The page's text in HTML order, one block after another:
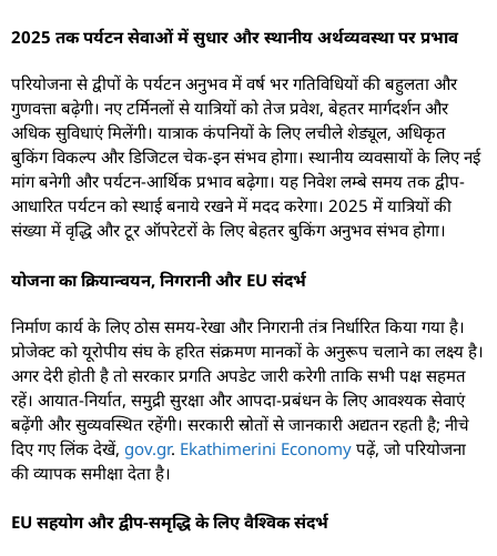
2025 तक पर्यटन सेवाओं में सुधार और स्थानीय अर्थव्यवस्था पर प्रभाव
परियोजना से द्वीपों के पर्यटन अनुभव में वर्ष भर गतिविधियों की बहुलता और
गुणवत्ता बढ़ेगी। नए टर्मिनलों से यात्रियों को तेज प्रवेश, बेहतर मार्गदर्शन और
अधिक सुविधाएं मिलेंगी। यात्राक कंपनियों के लिए लचीले शेड्यूल, अधिकृत
बुकिंग विकल्प और डिजिटल चेक-इन संभव होगा। स्थानीय व्यवसायों के लिए नई
मांग बनेगी और पर्यटन-आर्थिक प्रभाव बढ़ेगा। यह निवेश लम्बे समय तक द्वीप-
आधारित पर्यटन को स्थाई बनाये रखने में मदद करेगा। 2025 में यात्रियों की
संख्या में वृद्धि और टूर ऑपरेटरों के लिए बेहतर बुकिंग अनुभव संभव होगा।
योजना का क्रियान्वयन, निगरानी और EU संदर्भ
निर्माण कार्य के लिए ठोस समय-रेखा और निगरानी तंत्र निर्धारित किया गया है।
प्रोजेक्ट को यूरोपीय संघ के हरित संक्रमण मानकों के अनुरूप चलाने का लक्ष्य है।
अगर देरी होती है तो सरकार प्रगति अपडेट जारी करेगी ताकि सभी पक्ष सहमत
रहें। आयात-निर्यात, समुद्री सुरक्षा और आपदा-प्रबंधन के लिए आवश्यक सेवाएं
बढ़ेंगी और सुव्यवस्थित रहेंगी। सरकारी स्रोतों से जानकारी अद्यतन रहती है; नीचे
दिए गए लिंक देखें, gov.gr. Ekathimerini Economy पढ़ें, जो परियोजना
की व्यापक समीक्षा देता है।
EU सहयोग और द्वीप-समृद्धि के लिए वैश्विक संदर्भ